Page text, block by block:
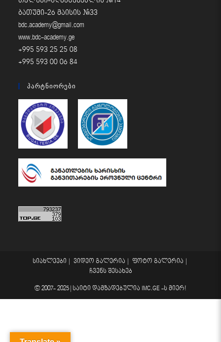
ბათუმი-26 მაისის #33
bdc.academy@gmail.com
www.bdc-academy.ge
+995 593 25 25 08
+995 593 00 06 84
Პარტნიორები
სიახლეები ვიდეო გალერია
ფოტო გალერია
ჩვენს შესახებ
© 2007- 2025 | საიტი დამზადებულია IMC.GE -ს მიერ!